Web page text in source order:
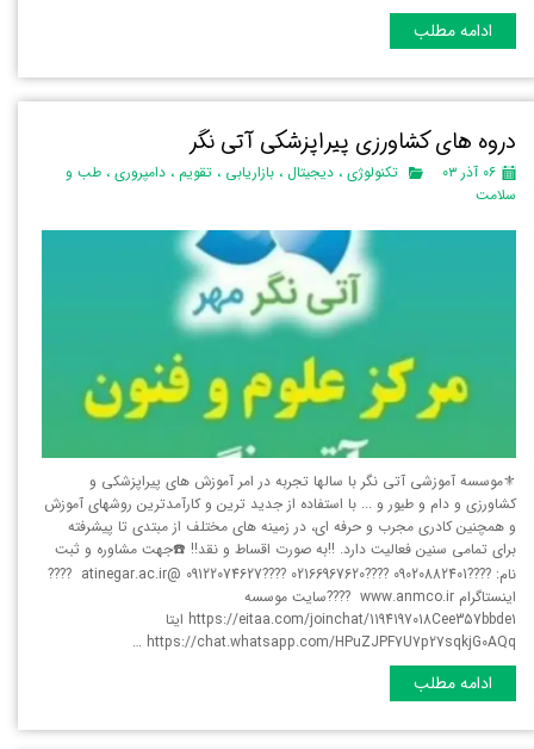
ادامه مطلب
دروه های کشاورزی پیراپزشکی آتی نگر
۰۶ آذر ۰۳ تکنولوژی ، دیجیتال ، بازاریابی ، تقویم ، دامپروری ، طب و
سلامت
⚜️موسسه آموزشی آتی نگر با سالها تجربه در امر آموزش های پیراپزشکی و
کشاورزی و دام و طیور و ... با استفاده از جدید ترین و کارآمدترین روشهای آموزش
و همچنین کادری مجرب و حرفه ای، در زمینه های مختلف از مبتدی تا پیشرفته
برای تمامی سنین فعالیت دارد. ‼️به صورت اقساط و نقد‼️ ☎️جهت مشاوره و ثبت
نام: ????09020882401 ????02166967620 ????09122074627 @atinegar.ac.ir ????
اینستاگرام www.anmco.ir ????سایت موسسه
https://eitaa.com/joinchat/1194197018Cee357bbde1 ایتا
https://chat.whatsapp.com/HPuZJPF7U7p27sqkjG0AQq …
ادامه مطلب